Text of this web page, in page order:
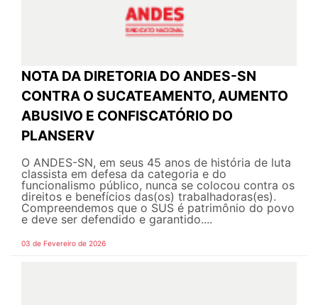
NOTA DA DIRETORIA DO ANDES-SN
CONTRA O SUCATEAMENTO, AUMENTO
ABUSIVO E CONFISCATÓRIO DO
PLANSERV
O ANDES-SN, em seus 45 anos de história de luta
classista em defesa da categoria e do
funcionalismo público, nunca se colocou contra os
direitos e benefícios das(os) trabalhadoras(es).
Compreendemos que o SUS é patrimônio do povo
e deve ser defendido e garantido....
03 de Fevereiro de 2026